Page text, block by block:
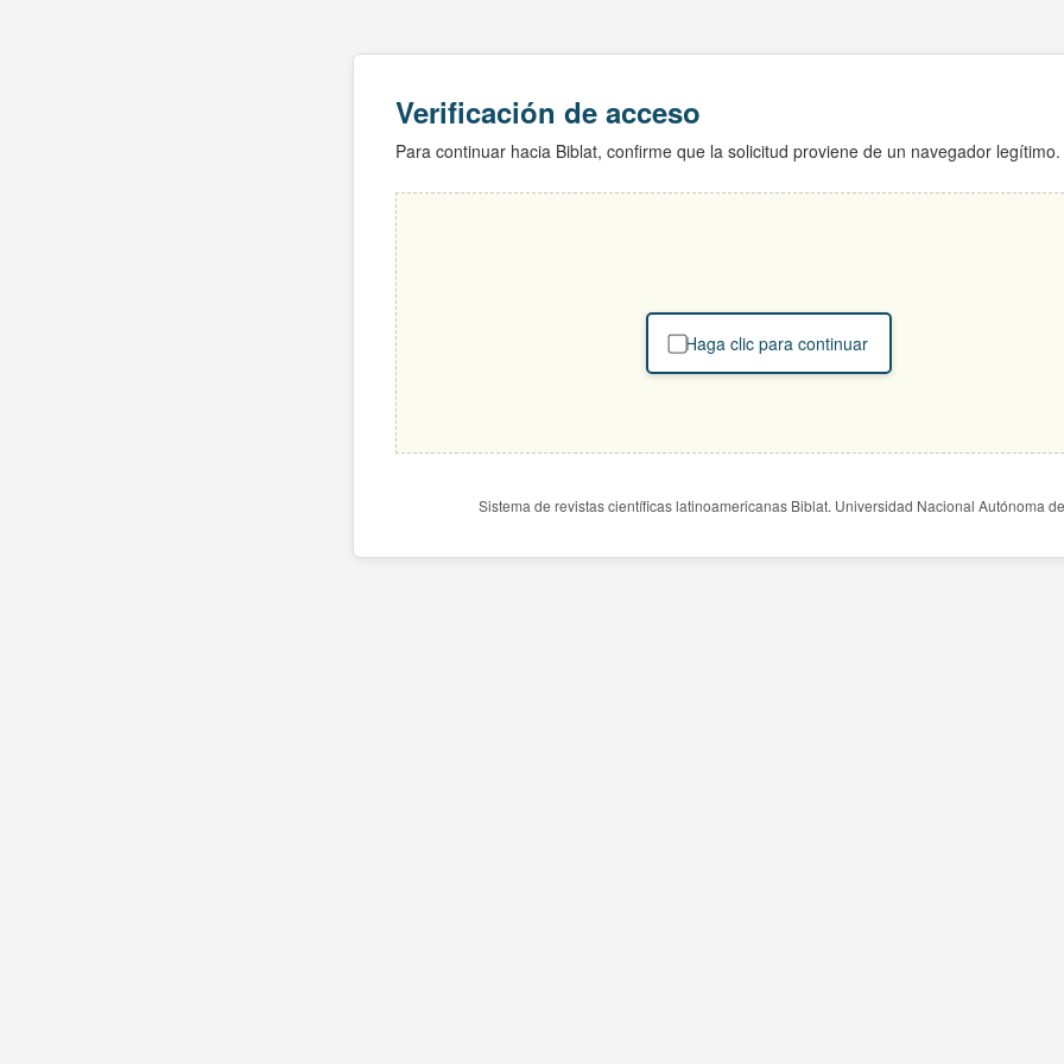
Verificación de acceso
Para continuar hacia Biblat, confirme que la solicitud proviene de un navegador legítimo.
Haga clic para continuar
Sistema de revistas científicas latinoamericanas Biblat. Universidad Nacional Autónoma